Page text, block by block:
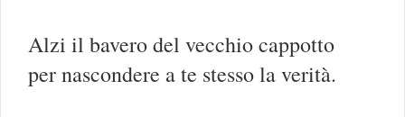
Alzi il bavero del vecchio cappotto
per nascondere a te stesso la verità.